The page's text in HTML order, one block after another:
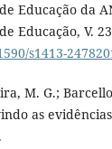
Educação da
Educação, V.
s1413-
M. G.;
as